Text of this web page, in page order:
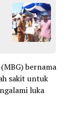
bernama
sakit untuk
luka